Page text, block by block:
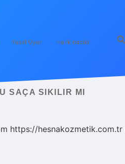
Yasal Uyarı Hakkımızda
SAÇA SIKILIR MI
https://hesnakozmetik.com.tr